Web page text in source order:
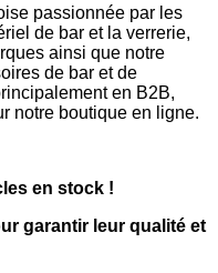
passionnée par les
de bar et la verrerie,
ainsi que notre
de bar et de
en B2B,
notre boutique en ligne.
en stock !
garantir leur qualité et